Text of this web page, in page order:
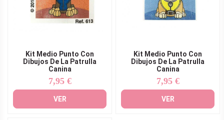
Kit Medio Punto Con
Dibujos De La Patrulla
Canina
Precio
7,95 €
VER
Kit Medio Punto Con
Dibujos De La Patrulla
Canina
Precio
7,95 €
VER